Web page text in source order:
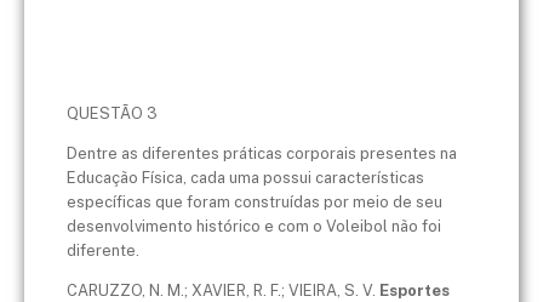
QUESTÃO 3
Dentre as diferentes práticas corporais presentes na
Educação Física, cada uma possui características
específicas que foram construídas por meio de seu
desenvolvimento histórico e com o Voleibol não foi
diferente.
CARUZZO, N. M.; XAVIER, R. F.; VIEIRA, S. V. Esportes